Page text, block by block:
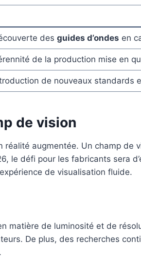
des guides d’ondes en
de la production mise en
de nouveaux standards
de vision
augmentée. Un champ de
le défi pour les fabricants sera
de visualisation fluide.
matière de luminosité et de
De plus, des recherches